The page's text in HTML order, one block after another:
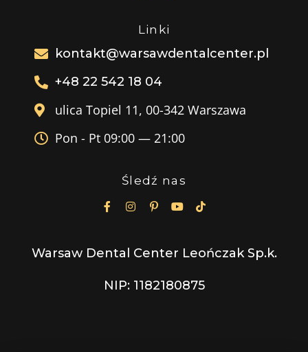
Linki
kontakt@warsawdentalcenter.pl
+48 22 542 18 04
ulica Topiel 11, 00-342 Warszawa
Pon - Pt 09:00 — 21:00
Śledź nas
Warsaw Dental Center Leończak Sp.k.
NIP: 1182180875